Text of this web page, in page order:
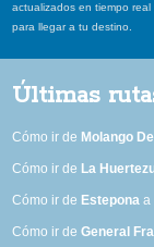
actualizados en tiempo
para llegar a tu destino.
Últimas
Cómo ir de Molango
Cómo ir de La
Cómo ir de Estepona a
Cómo ir deGeneral